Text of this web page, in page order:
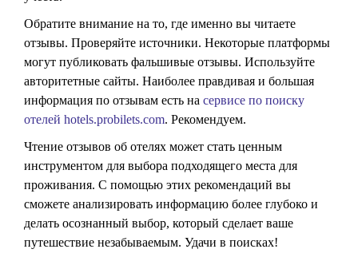
Обратите внимание на то, где именно вы читаете
отзывы. Проверяйте источники. Некоторые платформы
могут публиковать фальшивые отзывы. Используйте
авторитетные сайты. Наиболее правдивая и большая
информация по отзывам есть на сервисе по поиску
отелей hotels.probilets.com. Рекомендуем.
Чтение отзывов об отелях может стать ценным
инструментом для выбора подходящего места для
проживания. С помощью этих рекомендаций вы
сможете анализировать информацию более глубоко и
делать осознанный выбор, который сделает ваше
путешествие незабываемым. Удачи в поисках!